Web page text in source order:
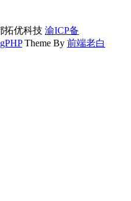
拓优科技 渝ICP备
Theme By 前端老白